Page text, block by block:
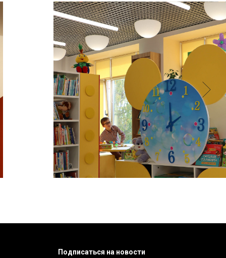
Подписаться на новости